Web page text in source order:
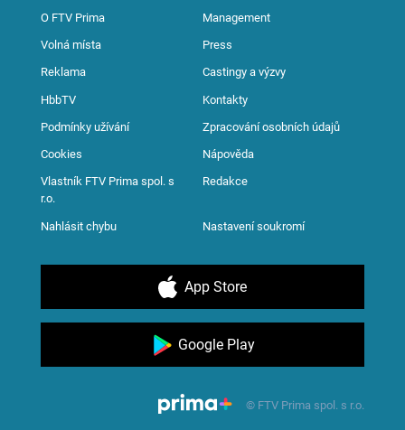
O FTV Prima Management
Volná místa Press
Reklama Castingy a výzvy
HbbTV Kontakty
Podmínky užívání Zpracování osobních údajů
Cookies Nápověda
Vlastník FTV Prima spol. s
r.o.
Redakce
Nahlásit chybu Nastavení soukromí
App Store
Google Play
© FTV Prima spol. s r.o.